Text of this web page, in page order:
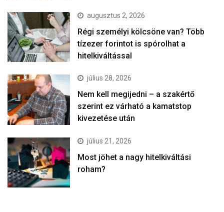
augusztus 2, 2026
Régi személyi kölcsöne van? Több
tízezer forintot is spórolhat a
hitelkiváltással
július 28, 2026
Nem kell megijedni – a szakértő
szerint ez várható a kamatstop
kivezetése után
július 21, 2026
Most jöhet a nagy hitelkiváltási
roham?